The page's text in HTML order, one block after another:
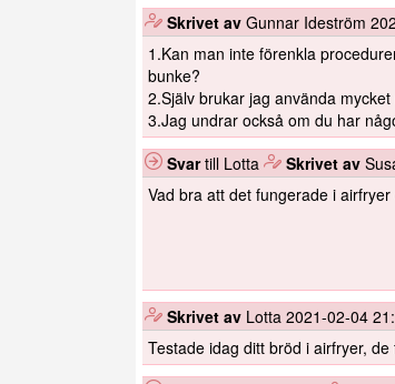
Skrivet av Gunnar Ideström
1.Kan man inte förenkla
bunke?
2.Själv brukar jag använda
3.Jag undrar också om du har
Svartill Lotta Skrivet av
Vad bra att det fungerade i
Skrivet av Lotta 2021-02-04
Testade idag ditt bröd i airfryer,